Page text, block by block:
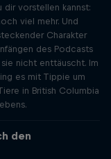
dir vorstellen kannst:
viel mehr. Und
Charakter
des Podcasts
nicht enttäuscht. Im
es mit Tippie um
in British Columbia
den